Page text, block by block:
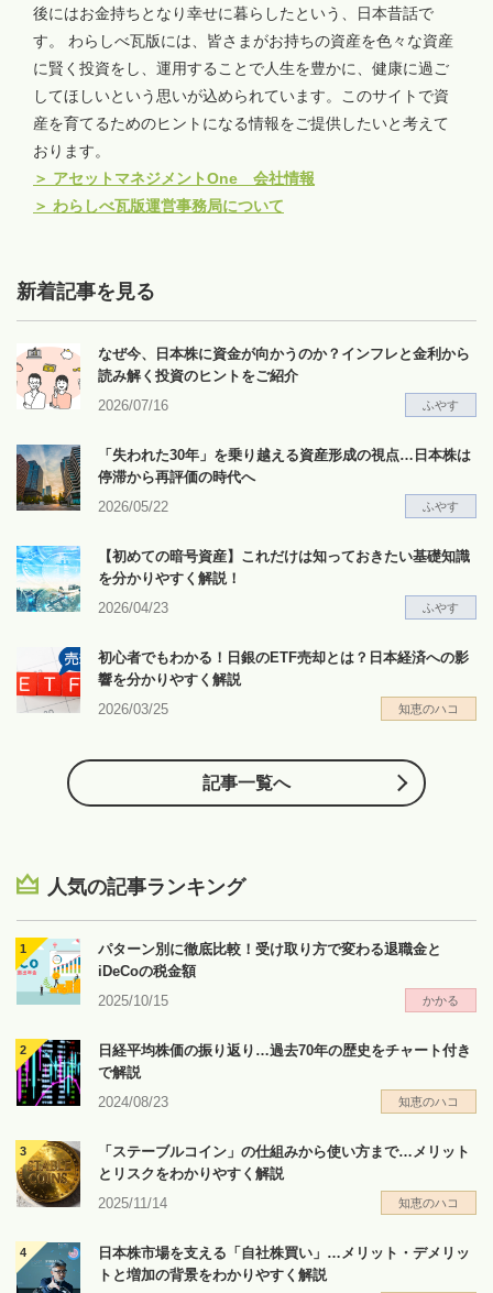
後にはお金持ちとなり幸せに暮らしたという、日本昔話で
す。 わらしべ瓦版には、皆さまがお持ちの資産を色々な資産
に賢く投資をし、運用することで人生を豊かに、健康に過ご
してほしいという思いが込められています。このサイトで資
産を育てるためのヒントになる情報をご提供したいと考えて
おります。
＞ アセットマネジメントOne 会社情報
＞ わらしべ瓦版運営事務局について
新着記事を見る
なぜ今、日本株に資金が向かうのか？インフレと金利から
読み解く投資のヒントをご紹介
2026/07/16
ふやす
「失われた30年」を乗り越える資産形成の視点…日本株は
停滞から再評価の時代へ
2026/05/22
ふやす
【初めての暗号資産】これだけは知っておきたい基礎知識
を分かりやすく解説！
2026/04/23
ふやす
初心者でもわかる！日銀のETF売却とは？日本経済への影
響を分かりやすく解説
2026/03/25
知恵のハコ
記事一覧へ
人気の記事ランキング
パターン別に徹底比較！受け取り方で変わる退職金と
iDeCoの税金額
2025/10/15
かかる
日経平均株価の振り返り…過去70年の歴史をチャート付き
で解説
2024/08/23
知恵のハコ
「ステーブルコイン」の仕組みから使い方まで…メリット
とリスクをわかりやすく解説
2025/11/14
知恵のハコ
日本株市場を支える「自社株買い」…メリット・デメリッ
トと増加の背景をわかりやすく解説